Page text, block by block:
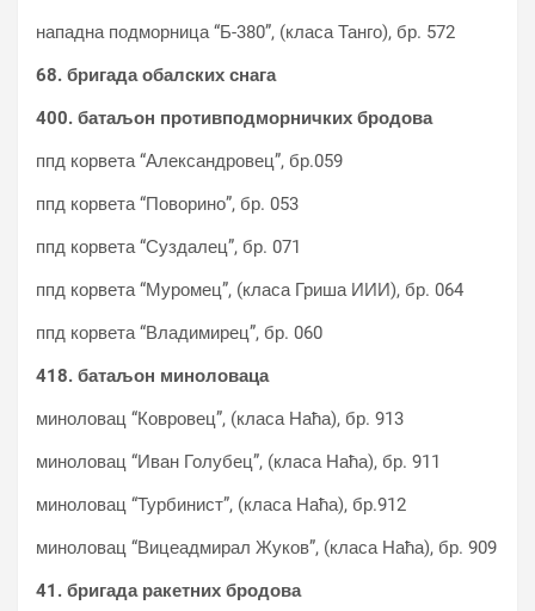
нападна подморница “Б-380”, (класа Танго), бр. 572
68. бригада обалских снага
400. батаљон противподморничких бродова
ппд корвета “Александровец”, бр.059
ппд корвета “Поворино”, бр. 053
ппд корвета “Суздалец”, бр. 071
ппд корвета “Муромец”, (класа Гриша ИИИ), бр. 064
ппд корвета “Владимирец”, бр. 060
418. батаљон миноловаца
миноловац “Ковровец”, (класа Наћа), бр. 913
миноловац “Иван Голубец”, (класа Наћа), бр. 911
миноловац “Турбинист”, (класа Наћа), бр.912
миноловац “Вицеадмирал Жуков”, (класа Наћа), бр. 909
41. бригада ракетних бродова